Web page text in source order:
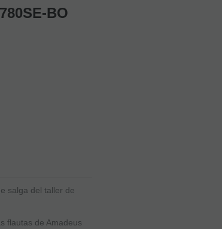
BO
salga del taller de
flautas de Amadeus